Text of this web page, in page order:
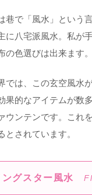
巷で「風水」という
に八宅派風水。私が
の色選びは出来ます
では、この玄空風水
果的なアイテムが数
ウンテンです。これ
とされています。
ングスター風水